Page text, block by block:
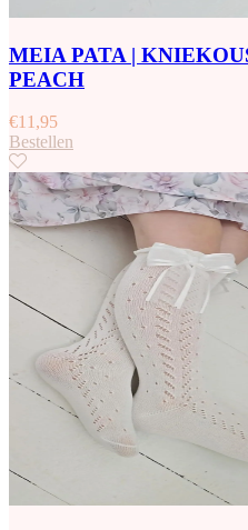
MEIA PATA |
PEACH
€11,95
Bestellen